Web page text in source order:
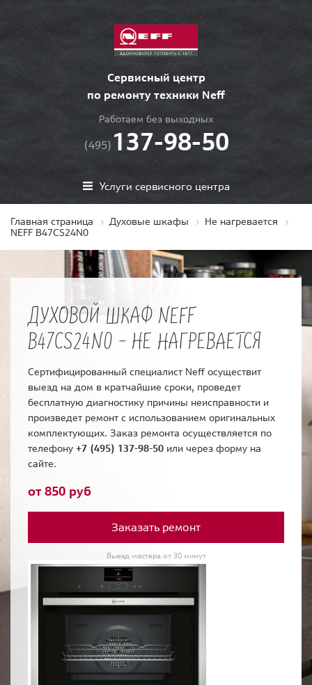
Сервисный центр
по ремонту техники Neff
Работаем без выходных
(495) 137-98-50
Услуги сервисного центра
Главная страница Духовые шкафы
Не нагревается
NEFF B47CS24N0
ДУХОВОЙ ШКАФ NEFF
B47CS24N0 - НЕ НАГРЕВАЕТСЯ
Сертифицированный специалист Neff осуществит
выезд на дом в кратчайшие сроки, проведет
бесплатную диагностику причины неисправности и
произведет ремонт с использованием оригинальных
комплектующих. Заказ ремонта осуществляется по
телефону +7 (495) 137-98-50 или через форму на
сайте.
от 850 руб
Заказать ремонт
Выезд мастера от 30 минут